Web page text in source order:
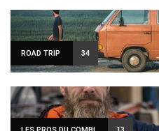
ROAD TRIP 34